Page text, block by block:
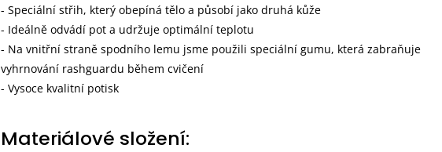
- Speciální střih, který obepíná tělo a působí jako druhá kůže
- Ideálně odvádí pot a udržuje optimální teplotu
- Na vnitřní straně spodního lemu jsme použili speciální gumu, která zabraňuje
vyhrnování rashguardu během cvičení
- Vysoce kvalitní potisk
Materiálové složení: